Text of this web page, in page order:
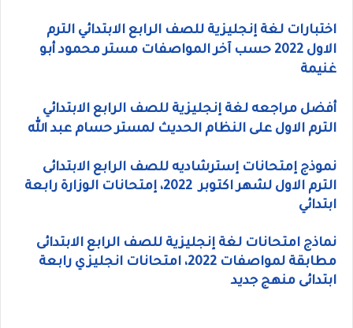
اختبارات لغة إنجليزية للصف الرابع الابتدائي الترم
الاول 2022 حسب آخر المواصفات مستر محمود أبو
غنيمة
أفضل مراجعه لغة إنجليزية للصف الرابع الابتدائي
الترم الاول على النظام الحديث لمستر حسام عبد الله
نموذج إمتحانات إسترشاديه للصف الرابع الابتدائى
الترم الاول لشهر اكتوبر 2022، إمتحانات الوزارة رابعة
ابتدائي
نماذج امتحانات لغة إنجليزية للصف الرابع الابتدائى
مطابقة لمواصفات 2022، امتحانات انجليزي رابعة
ابتدائى منهج جديد